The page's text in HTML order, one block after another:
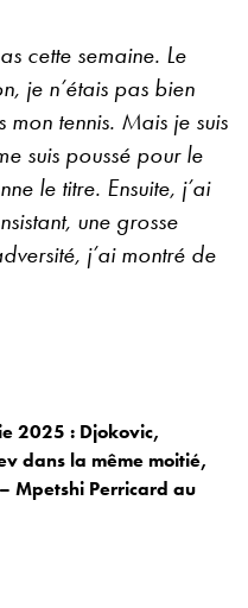
cette semaine. Le
je n’étais pas bien
tennis. Mais je suis
suis poussé pour le
le titre. Ensuite, j’ai
une grosse
j’ai montré de
2025 : Djokovic,
dans la même moitié,
Mpetshi Perricard au